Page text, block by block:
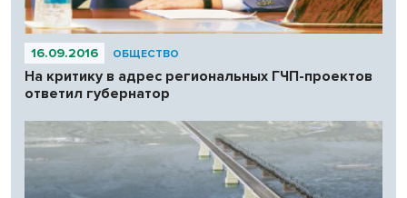
16.09.2016 ОБЩЕСТВО
На критику в адрес региональных ГЧП-проектов
ответил губернатор